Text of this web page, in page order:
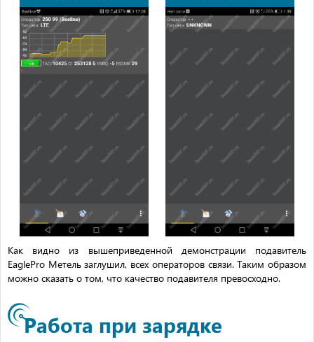
Как видно из вышеприведенной демонстрации подавитель
EaglePro Метель заглушил, всех операторов связи. Таким образом
можно сказать о том, что качество подавителя превосходно.
Работа при зарядке